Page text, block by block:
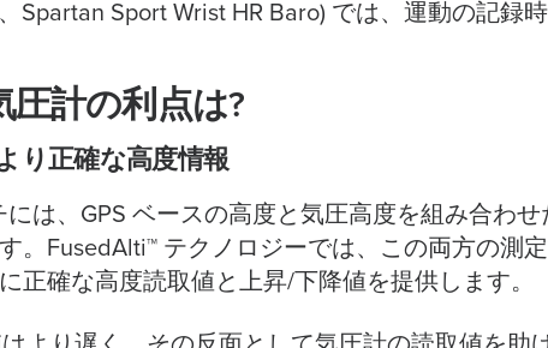
Spartan Sport Wrist HR Baro) では、運動の記録
圧計の利点は?
り正確な高度情報
は、GPS ベースの高度と気圧高度を組み合わ
。FusedAlti™ テクノロジーでは、この両方の測
正確な高度読取値と上昇/下降値を提供します。